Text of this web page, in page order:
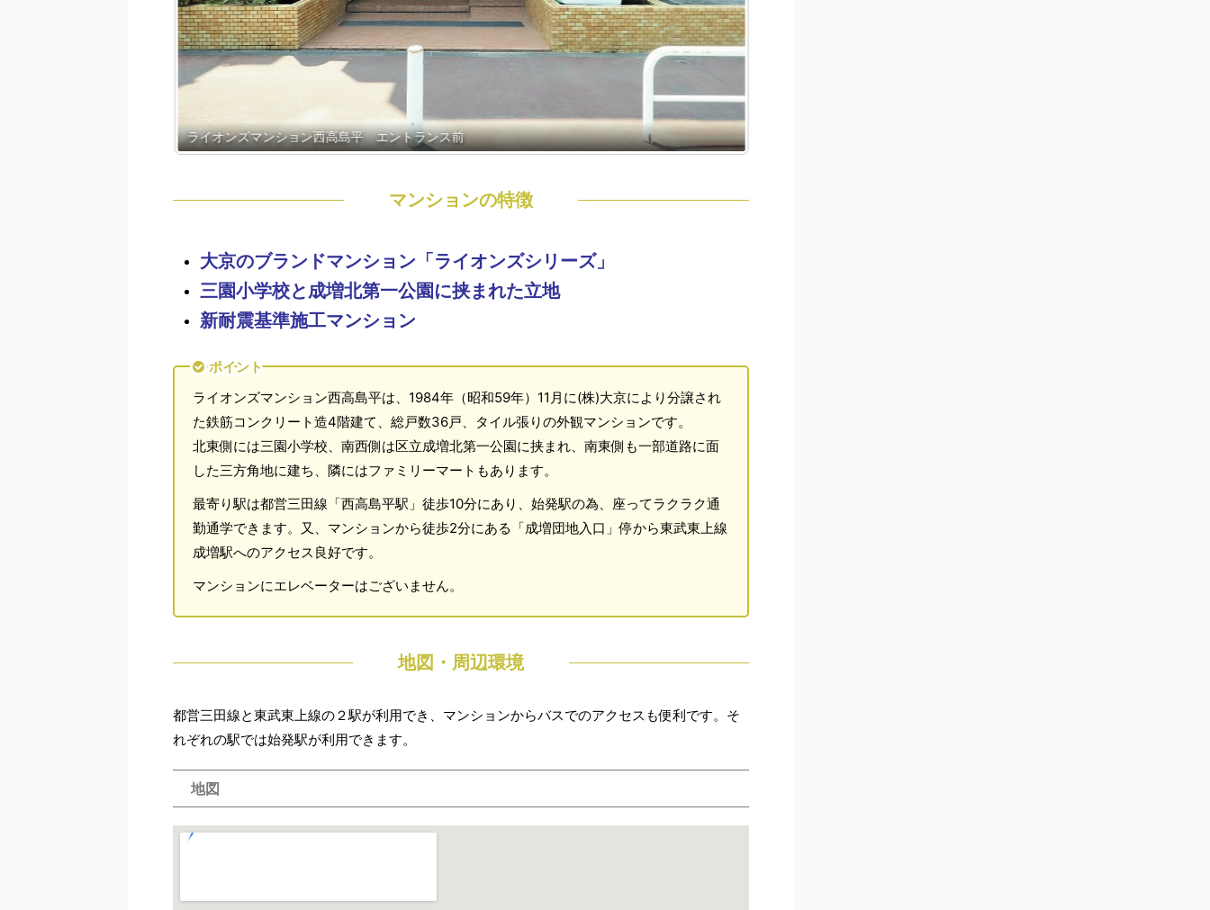
ライオンズマンション西高島平 エントランス前
マンションの特徴
大京のブランドマンション「ライオンズシリーズ」
三園小学校と成増北第一公園に挟まれた立地
新耐震基準施工マンション
ポイント
ライオンズマンション西高島平は、1984年（昭和59年）11月に(株)大京により分譲され
た鉄筋コンクリート造4階建て、総戸数36戸、タイル張りの外観マンションです。
北東側には三園小学校、南西側は区立成増北第一公園に挟まれ、南東側も一部道路に面
した三方角地に建ち、隣にはファミリーマートもあります。
最寄り駅は都営三田線「西高島平駅」徒歩10分にあり、始発駅の為、座ってラクラク通
勤通学できます。又、マンションから徒歩2分にある「成増団地入口」停から東武東上線
成増駅へのアクセス良好です。
マンションにエレベーターはございません。
地図・周辺環境
都営三田線と東武東上線の２駅が利用でき、マンションからバスでのアクセスも便利です。そ
れぞれの駅では始発駅が利用できます。
地図